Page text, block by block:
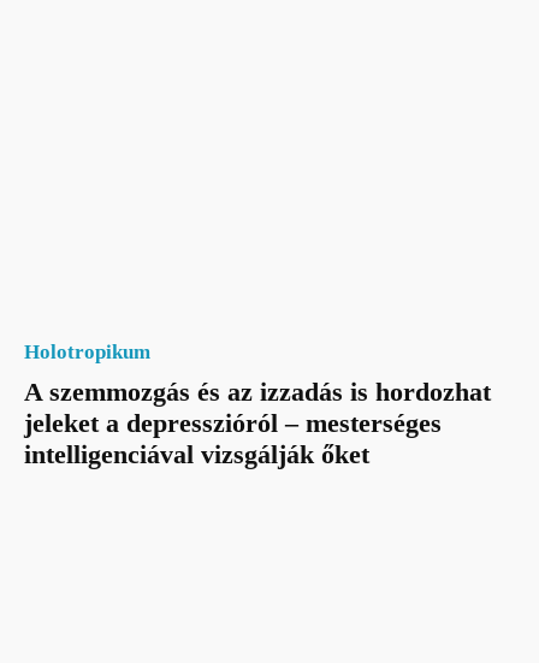
Holotropikum
A szemmozgás és az izzadás is hordozhat
jeleket a depresszióról – mesterséges
intelligenciával vizsgálják őket